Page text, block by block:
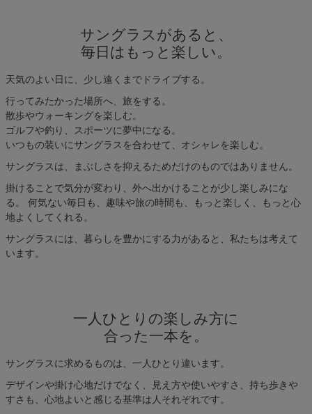
サングラスがあると、
毎日はもっと楽しい。
天気のよい日に、少し遠くまでドライブする。
行ってみたかった場所へ、旅をする。
散歩やウォーキングを楽しむ。
ゴルフや釣り、スポーツに夢中になる。
いつもの装いにサングラスを合わせて、オシャレを楽しむ。
サングラスは、まぶしさを抑えるためだけのものではありません。
掛けることで気分が変わり、外へ出かけることが少し楽しみにな
る。 何気ない毎日も、趣味や旅の時間も、もっと楽しく、もっと心
地よくしてくれる。
サングラスには、暮らしを豊かにする力があると、私たちは考えて
います。
一人ひとりの楽しみ方に
合った一本を。
サングラスに求めるものは、一人ひとり違います。
デザインや掛け心地だけでなく、見え方や使いやすさ、持ち歩きや
すさも、心地よいと感じる基準は人それぞれです。